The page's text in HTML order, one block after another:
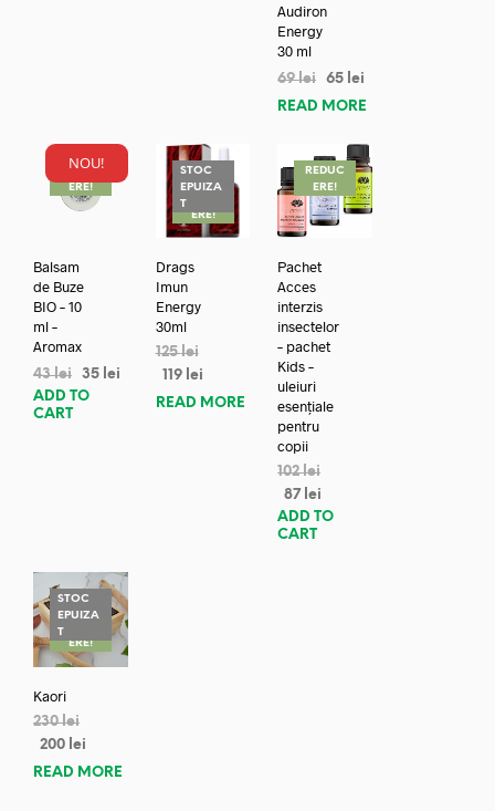
Audiron
Energy
30 ml
69lei 65 lei
READ MORE
NOU!
REDUC
ERE!
Balsam
de Buze
BIO – 10
ml –
Aromax
43lei 35 lei
ADD TO
CART
STOC
EPUIZA
TREDUC
ERE!
Drags
Imun
Energy
30ml
125lei
119 lei
READ MORE
REDUC
ERE!
Pachet
Acces
interzis
insectelor
– pachet
Kids –
uleiuri
esențiale
pentru
copii
102lei
87 lei
ADD TO
CART
STOC
EPUIZA
TREDUC
ERE!
Kaori
230lei
200 lei
READ MORE